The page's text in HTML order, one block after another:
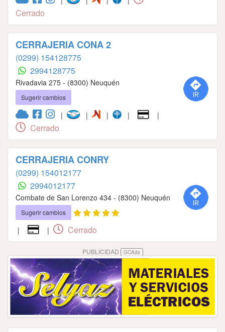
Cerrado
CERRAJERIA CONA 2
(0299) 154128775
2994128775
Rivadavia 275 - (8300) Neuquén
Sugerir cambios
| | | | |
Cerrado
CERRAJERIA CONRY
(0299) 154012177
2994012177
Combate de San Lorenzo 434 - (8300) Neuquén
Sugerir cambios
| | Cerrado
PUBLICIDAD GCAds